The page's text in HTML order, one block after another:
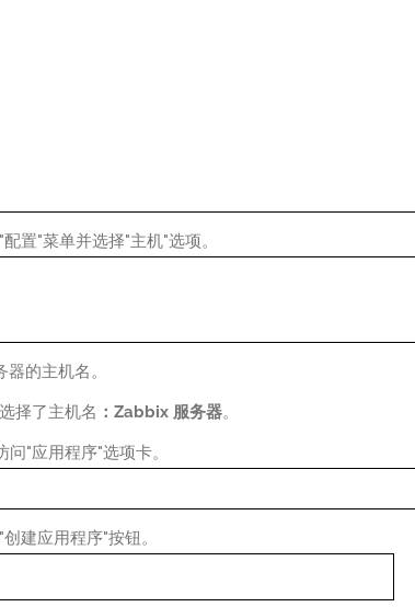
置"菜单并选择"主机"选项。
的主机名。
择了主机名 ：Zabbix 服务器。
"应用程序"选项卡。
建应用程序"按钮。